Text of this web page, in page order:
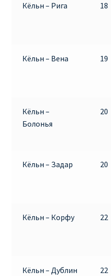
Кёльн – Рига 18
Кёльн – Вена 19
Кёльн –
Болонья
20
Кёльн – Задар 20
Кёльн – Корфу 22
Кёльн – Дублин 22